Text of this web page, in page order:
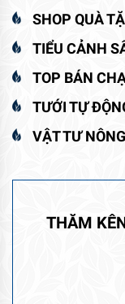
SHOP QUÀ
TIỂU CẢNH
TOP BÁN
TƯỚI TỰ
VẬT TƯ
THĂM